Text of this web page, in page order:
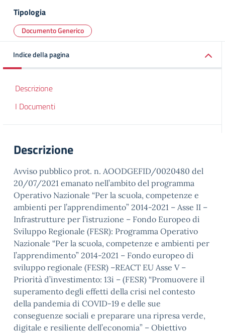
Tipologia
Documento Generico
Indice della pagina
Descrizione
I Documenti
Descrizione
Avviso pubblico prot. n. AOODGEFID/0020480 del
20/07/2021 emanato nell’ambito del programma
Operativo Nazionale “Per la scuola, competenze e
ambienti per l’apprendimento” 2014-2021 – Asse II –
Infrastrutture per l’istruzione – Fondo Europeo di
Sviluppo Regionale (FESR): Programma Operativo
Nazionale “Per la scuola, competenze e ambienti per
l’apprendimento” 2014-2021 – Fondo europeo di
sviluppo regionale (FESR) –REACT EU Asse V –
Priorità d’investimento: 13i – (FESR) “Promuovere il
superamento degli effetti della crisi nel contesto
della pandemia di COVID-19 e delle sue
conseguenze sociali e preparare una ripresa verde,
digitale e resiliente dell’economia” – Obiettivo